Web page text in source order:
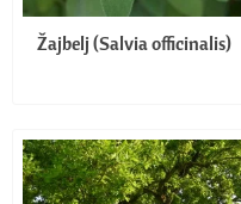
Žajbelj (Salvia officinalis)